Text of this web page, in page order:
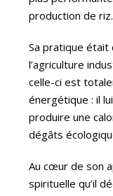
production de riz.
Sa pratique était
l’agriculture
celle-ci est
énergétique : il
produire une
dégâts
Au cœur de son
spirituelle qu’il